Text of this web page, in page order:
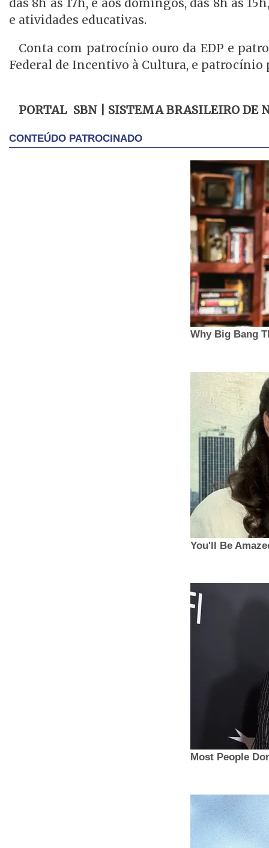
das 8h às 17h, e aos domingos, das 8h às
e atividades educativas.
Conta com patrocínio ouro da EDP e
Federal de Incentivo à Cultura, e
PORTAL SBN | SISTEMA BRASILEIRO DE